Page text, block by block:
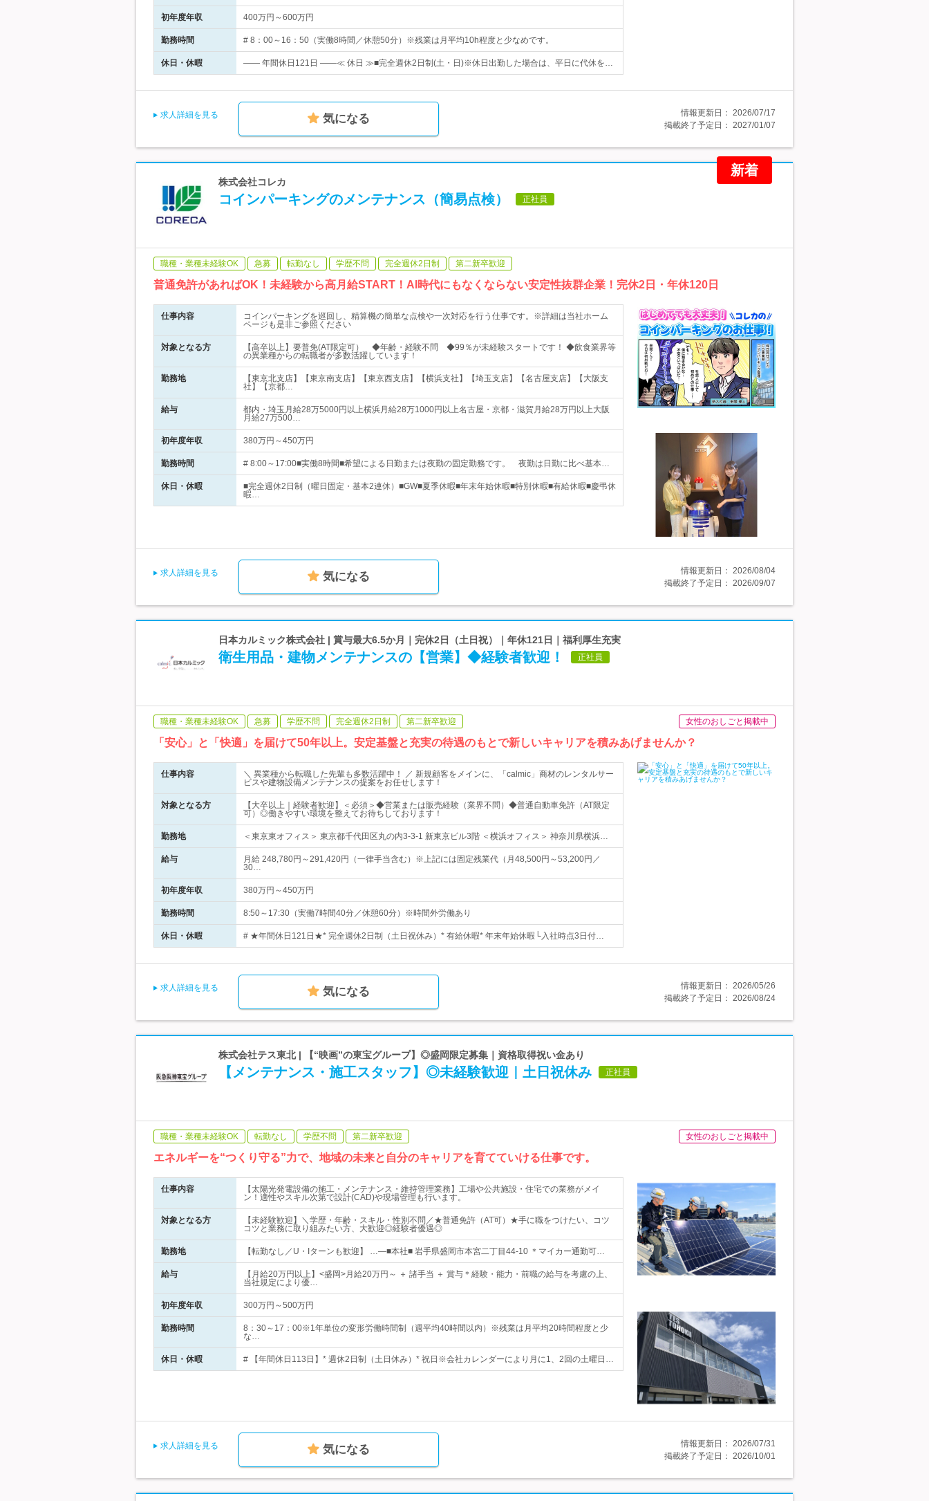
初年度年収 400万円～600万円
勤務時間 # 8：00～16：50（実働8時間／休憩50分）※残業は月平均10h程度と少なめです。
休日・休暇 ―― 年間休日121日 ――≪ 休日 ≫■完全週休2日制(土・日)※休日出勤した場合は、平日に代休を…
求人詳細を見る 気になる 情報更新日： 2026/07/17
掲載終了予定日： 2027/01/07
新着
株式会社コレカ
コインパーキングのメンテナンス（簡易点検） 正社員
職種・業種未経験OK 急募 転勤なし 学歴不問 完全週休2日制 第二新卒歓迎
普通免許があればOK！未経験から高月給START！AI時代にもなくならない安定性抜群企業！完休2日・年休120日
仕事内容
コインパーキングを巡回し、精算機の簡単な点検や一次対応を行う仕事です。※詳細は当社ホーム
ページも是非ご参照ください
対象となる方
【高卒以上】要普免(AT限定可） ◆年齢・経験不問 ◆99％が未経験スタートです！ ◆飲食業界等
の異業種からの転職者が多数活躍しています！
勤務地
【東京北支店】【東京南支店】【東京西支店】【横浜支社】【埼玉支店】【名古屋支店】【大阪支
社】【京都…
給与
都内・埼玉月給28万5000円以上横浜月給28万1000円以上名古屋・京都・滋賀月給28万円以上大阪
月給27万500…
初年度年収 380万円～450万円
勤務時間 # 8:00～17:00■実働8時間■希望による日勤または夜勤の固定勤務です。 夜勤は日勤に比べ基本…
休日・休暇
■完全週休2日制（曜日固定・基本2連休）■GW■夏季休暇■年末年始休暇■特別休暇■有給休暇■慶弔休
暇…
求人詳細を見る 気になる 情報更新日： 2026/08/04
掲載終了予定日： 2026/09/07
日本カルミック株式会社 | 賞与最大6.5か月｜完休2日（土日祝）｜年休121日｜福利厚生充実
衛生用品・建物メンテナンスの【営業】◆経験者歓迎！ 正社員
職種・業種未経験OK 急募 学歴不問 完全週休2日制 第二新卒歓迎 女性のおしごと掲載中
「安心」と「快適」を届けて50年以上。安定基盤と充実の待遇のもとで新しいキャリアを積みあげませんか？
仕事内容
＼ 異業種から転職した先輩も多数活躍中！ ／ 新規顧客をメインに、「calmic」商材のレンタルサー
ビスや建物設備メンテナンスの提案をお任せします！
対象となる方
【大卒以上｜経験者歓迎】＜必須＞◆営業または販売経験（業界不問）◆普通自動車免許（AT限定
可）◎働きやすい環境を整えてお待ちしております！
勤務地 ＜東京東オフィス＞ 東京都千代田区丸の内3-3-1 新東京ビル3階 ＜横浜オフィス＞ 神奈川県横浜…
給与
月給 248,780円～291,420円（一律手当含む）※上記には固定残業代（月48,500円～53,200円／
30…
初年度年収 380万円～450万円
勤務時間 8:50～17:30（実働7時間40分／休憩60分）※時間外労働あり
休日・休暇 # ★年間休日121日★* 完全週休2日制（土日祝休み）* 有給休暇* 年末年始休暇└入社時点3日付…
求人詳細を見る 気になる 情報更新日： 2026/05/26
掲載終了予定日： 2026/08/24
株式会社テス東北 | 【“映画”の東宝グループ】◎盛岡限定募集｜資格取得祝い金あり
【メンテナンス・施工スタッフ】◎未経験歓迎｜土日祝休み 正社員
職種・業種未経験OK 転勤なし 学歴不問 第二新卒歓迎 女性のおしごと掲載中
エネルギーを“つくり守る”力で、地域の未来と自分のキャリアを育てていける仕事です。
仕事内容
【太陽光発電設備の施工・メンテナンス・維持管理業務】工場や公共施設・住宅での業務がメイ
ン！適性やスキル次第で設計(CAD)や現場管理も行います。
対象となる方
【未経験歓迎】＼学歴・年齢・スキル・性別不問／★普通免許（AT可）★手に職をつけたい、コツ
コツと業務に取り組みたい方、大歓迎◎経験者優遇◎
勤務地 【転勤なし／U・Iターンも歓迎】 …―■本社■ 岩手県盛岡市本宮二丁目44-10 ＊マイカー通勤可…
給与
【月給20万円以上】<盛岡>月給20万円～ ＋ 諸手当 ＋ 賞与＊経験・能力・前職の給与を考慮の上、
当社規定により優…
初年度年収 300万円～500万円
勤務時間
8：30～17：00※1年単位の変形労働時間制（週平均40時間以内）※残業は月平均20時間程度と少
な…
休日・休暇 # 【年間休日113日】* 週休2日制（土日休み）* 祝日※会社カレンダーにより月に1、2回の土曜日…
求人詳細を見る 気になる 情報更新日： 2026/07/31
掲載終了予定日： 2026/10/01